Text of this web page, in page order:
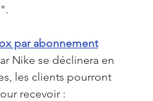
par abonnement
Nike se déclinera en
les clients pourront
recevoir :